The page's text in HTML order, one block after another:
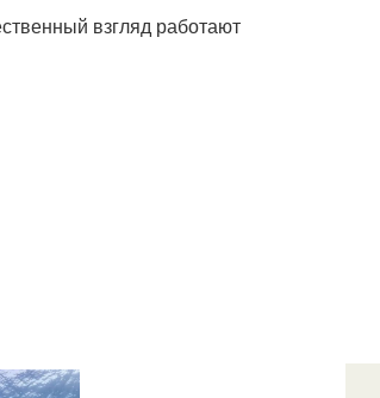
взгляд работают